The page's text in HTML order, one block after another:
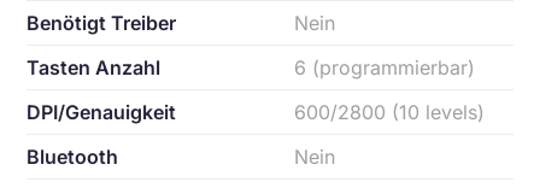
Benötigt Treiber
Nein
Tasten Anzahl
6 (programmierbar)
DPI/Genauigkeit
600/2800 (10 levels)
Bluetooth
Nein